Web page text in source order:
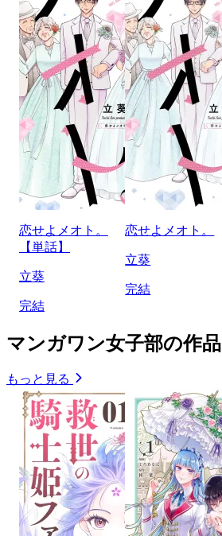
恋せよメオト。
【単話】
立葵
完結
恋せよメオト。
立葵
完結
マンガワン女子部の作品
もっと見る